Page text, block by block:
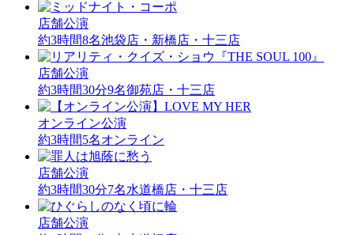
店舗公演
約3時間8名池袋店・新橋店・十三店
店舗公演
約3時間30分9名御苑店・十三店
オンライン公演
約3時間5名オンライン
店舗公演
約3時間30分7名水道橋店・十三店
店舗公演